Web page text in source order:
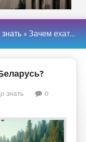
» Зачем ехать на охоту в Беларусь?
знать 0